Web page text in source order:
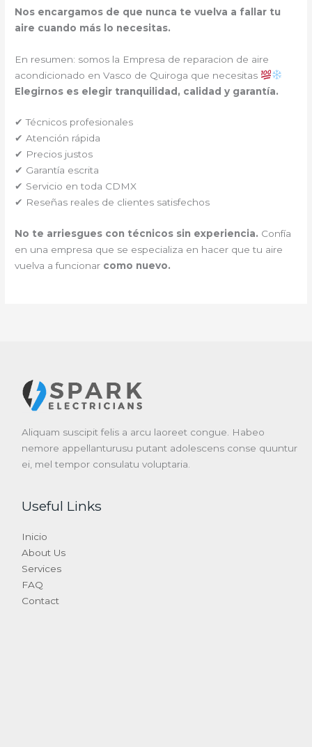
Nos encargamos de que nunca te vuelva a fallar tu
aire cuando más lo necesitas.
En resumen: somos la Empresa de reparacion de aire
acondicionado en Vasco de Quiroga que necesitas
Elegirnos es elegir tranquilidad, calidad y garantía.
✔ Técnicos profesionales
✔ Atención rápida
✔ Precios justos
✔ Garantía escrita
✔ Servicio en toda CDMX
✔ Reseñas reales de clientes satisfechos
No te arriesgues con técnicos sin experiencia. Confía
en una empresa que se especializa en hacer que tu aire
vuelva a funcionar como nuevo.
Aliquam suscipit felis a arcu laoreet congue. Habeo
nemore appellanturusu putant adolescens conse quuntur
ei, mel tempor consulatu voluptaria.
Useful Links
Inicio
About Us
Services
FAQ
Contact